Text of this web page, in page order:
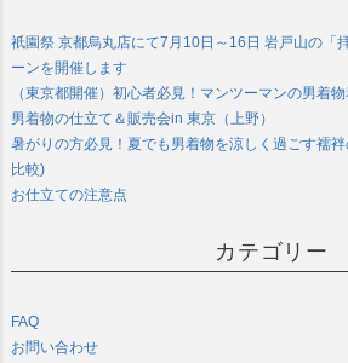
祇園祭 京都烏丸店にて7月10日～16日 岩戸山の「
ーンを開催します
（東京都開催）初心者必見！マンツーマンの男着
男着物の仕立て＆販売会in 東京（上野）
暑がりの方必見！夏でも男着物を涼しく過ごす襦
比較)
お仕立ての注意点
カテゴリー
FAQ
お問い合わせ